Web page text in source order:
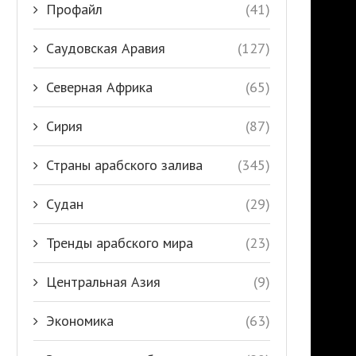
Профайл (41)
Саудовская Аравия (127)
Северная Африка (65)
Сирия (87)
Страны арабского залива (345)
Судан (29)
Тренды арабского мира (23)
Центральная Азия (9)
Экономика (63)